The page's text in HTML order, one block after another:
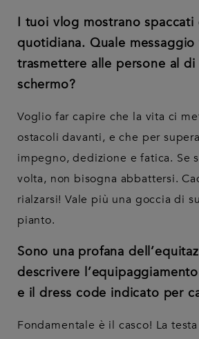
I tuoi vlog mostrano spaccati
quotidiana. Quale messaggio
trasmettere alle persone al
schermo?
Voglio far capire che la vita ci
ostacoli davanti, e che per
impegno, dedizione e fatica. Se
volta, non bisogna abbattersi.
rialzarsi! Vale più una goccia di
pianto.
Sono una profana
descrivere
e il dress code indicato per
Fondamentale è il casco! La